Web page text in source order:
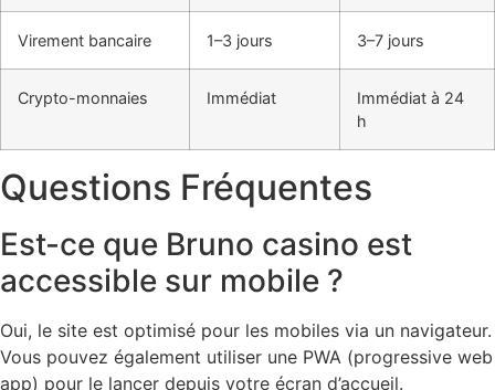
Virement bancaire 1–3 jours 3–7 jours
Crypto-monnaies Immédiat
Immédiat à 24
h
Questions Fréquentes
Est-ce que Bruno casino est
accessible sur mobile ?
Oui, le site est optimisé pour les mobiles via un navigateur.
Vous pouvez également utiliser une PWA (progressive web
app) pour le lancer depuis votre écran d’accueil.